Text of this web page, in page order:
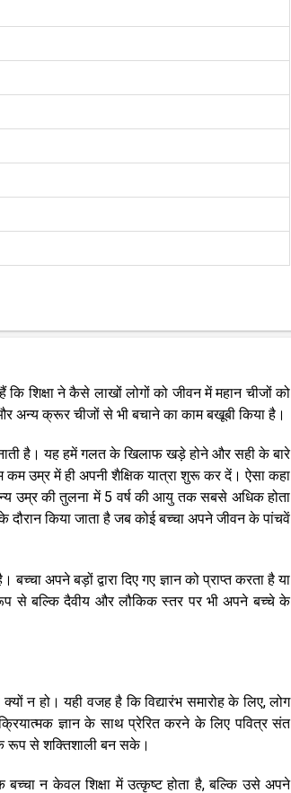
शिक्षा ने कैसे लाखों लोगों को जीवन में महान चीजों को
अन्य क्रूर चीजों से भी बचाने का काम बखूबी किया है।
है। यह हमें गलत के खिलाफ खड़े होने और सही के बारे
उम्र में ही अपनी शैक्षिक यात्रा शुरू कर दें। ऐसा कहा
उम्र की तुलना में 5 वर्ष की आयु तक सबसे अधिक होता
किया जाता है जब कोई बच्चा अपने जीवन के पांचवें
अपने बड़ों द्वारा दिए गए ज्ञान को प्राप्त करता है या
से बल्कि दैवीय और लौकिक स्तर पर भी अपने बच्चे के
क्यों न हो। यही वजह है कि विद्यारंभ समारोह के लिए, लोग
ज्ञान के साथ प्रेरित करने के लिए पवित्र संत
रूप से शक्तिशाली बन सके।
न केवल शिक्षा में उत्कृष्ट होता है, बल्कि उसे अपने